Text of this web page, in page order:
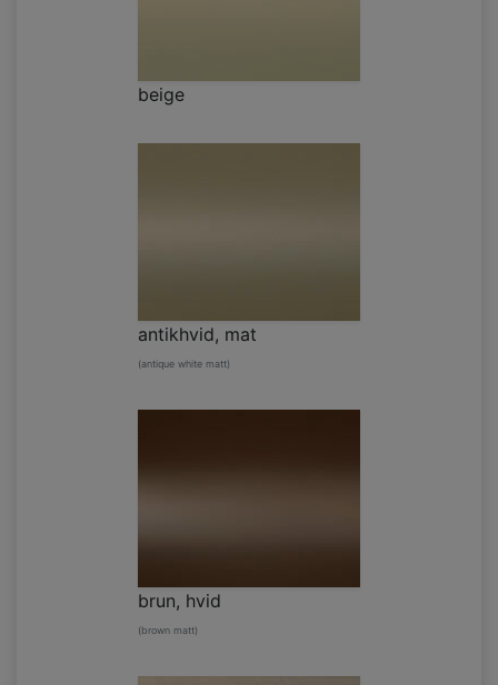
beige
antikhvid, mat
(antique white matt)
brun, hvid
(brown matt)